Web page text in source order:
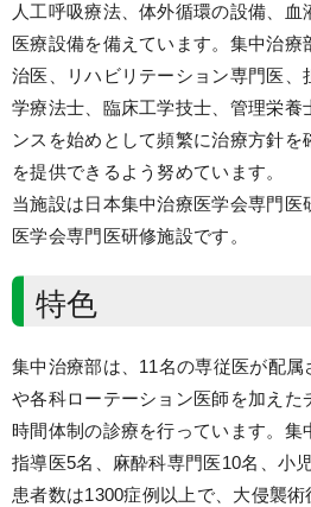
人工呼吸療法、体外循環の設備、血
医療設備を備えています。集中治療
治医、リハビリテーション専門医、
学療法士、臨床工学技士、管理栄養
ンスを始めとして頻繁に治療方針を
を提供できるよう努めています。
当施設は日本集中治療医学会専門医
医学会専門医研修施設です。
特色
集中治療部は、11名の専従医が配
や各科ローテーション医師を加えた
時間体制の診療を行っています。集
指導医5名、麻酔科専門医10名、小
患者数は1300症例以上で、大侵襲術